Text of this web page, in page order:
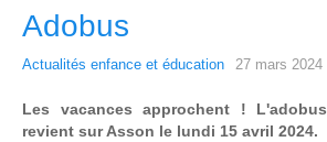
Adobus
Actualités enfance et éducation 27 mars 2024
Les vacances approchent !
revient sur Asson le lundi 15 avril 2024.